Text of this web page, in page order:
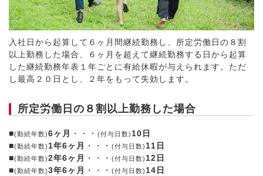
入社日から起算して６ヶ月間継続勤務し、所定労働日の８割
以上勤務した場合、６ヶ月を超えて継続勤務する日から起算
した継続勤務年表１年ごとに有給休暇が与えられます。ただ
し最高２０日とし、２年をもって失効します。
所定労働日の８割以上勤務した場合
■(勤続年数)6ヶ月 ・・・ (付与日数)10日
■(勤続年数)1年6ヶ月 ・・・ (付与日数)11日
■(勤続年数)2年6ヶ月 ・・・ (付与日数)12日
■(勤続年数)3年6ヶ月 ・・・ (付与日数)14日